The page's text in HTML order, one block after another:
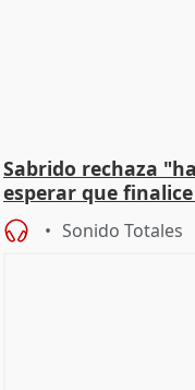
Sabrido rechaza
esperar que
Sonido Totales